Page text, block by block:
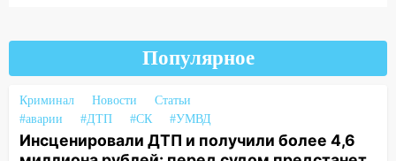
зернобобовых культур
15:51 Бросила кирпич в жену брата: в
Ульяновской области завели дело на
агрессивную женщину
15:47 На улице Радищева сбили
Популярное
Криминал Новости
Статьи
#аварии
#ДТП #СК #УМВД
Инсценировали ДТП и получили более 4,6